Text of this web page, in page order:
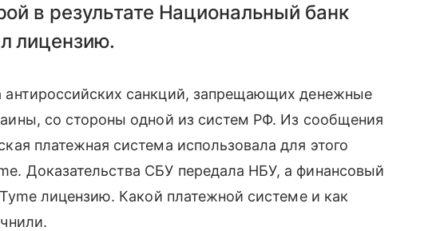
в результате Национальный банк
лицензию.
антироссийских санкций, запрещающих денежные
со стороны одной из систем РФ. Из сообщения
платежная система использовала для этого
Доказательства СБУ передала НБУ, а финансовый
лицензию. Какой платежной системе и как